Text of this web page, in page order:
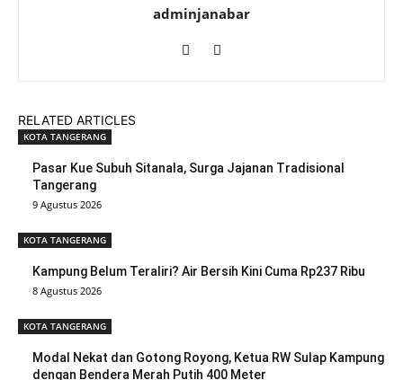
adminjanabar
RELATED ARTICLES
KOTA TANGERANG
Pasar Kue Subuh Sitanala, Surga Jajanan Tradisional
Tangerang
9 Agustus 2026
KOTA TANGERANG
Kampung Belum Teraliri? Air Bersih Kini Cuma Rp237 Ribu
8 Agustus 2026
KOTA TANGERANG
Modal Nekat dan Gotong Royong, Ketua RW Sulap Kampung
dengan Bendera Merah Putih 400 Meter